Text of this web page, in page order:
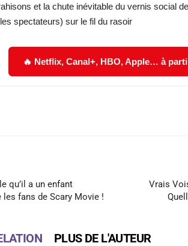
et la chute inévitable du vernis social
spectateurs) sur le fil du rasoir
🔥 Netflix, Canal+, HBO, Apple… à
qu’il a un enfant
fans de Scary Movie !
Vrais
PLUS DE L'AUTEUR